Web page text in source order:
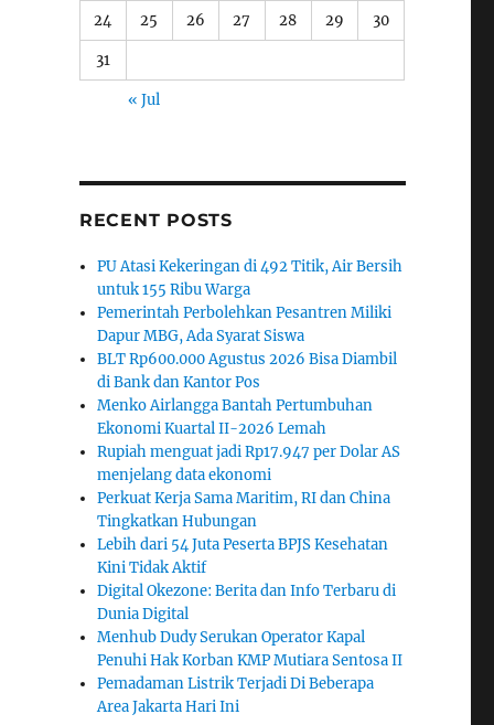
24 25 26 27 28 29 30
31
« Jul
RECENT POSTS
PU Atasi Kekeringan di 492 Titik, Air Bersih
untuk 155 Ribu Warga
Pemerintah Perbolehkan Pesantren Miliki
Dapur MBG, Ada Syarat Siswa
BLT Rp600.000 Agustus 2026 Bisa Diambil
di Bank dan Kantor Pos
Menko Airlangga Bantah Pertumbuhan
Ekonomi Kuartal II-2026 Lemah
Rupiah menguat jadi Rp17.947 per Dolar AS
menjelang data ekonomi
Perkuat Kerja Sama Maritim, RI dan China
Tingkatkan Hubungan
Lebih dari 54 Juta Peserta BPJS Kesehatan
Kini Tidak Aktif
Digital Okezone: Berita dan Info Terbaru di
Dunia Digital
Menhub Dudy Serukan Operator Kapal
Penuhi Hak Korban KMP Mutiara Sentosa II
Pemadaman Listrik Terjadi Di Beberapa
Area Jakarta Hari Ini